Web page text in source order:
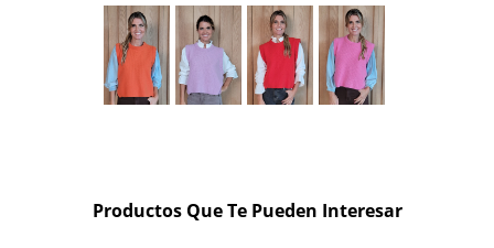
Productos Que Te Pueden Interesar